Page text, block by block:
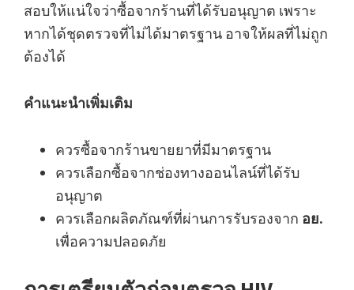
สอบให้แน่ใจว่าซื้อจากร้านที่ได้รับอนุญาต เพราะ
หากได้ชุดตรวจที่ไม่ได้มาตรฐาน อาจให้ผลที่ไม่ถูก
ต้องได้
คำแนะนำเพิ่มเติม
ควรซื้อจากร้านขายยาที่มีมาตรฐาน
ควรเลือกซื้อจากช่องทางออนไลน์ที่ได้รับ
อนุญาต
ควรเลือกผลิตภัณฑ์ที่ผ่านการรับรองจาก อย.
เพื่อความปลอดภัย